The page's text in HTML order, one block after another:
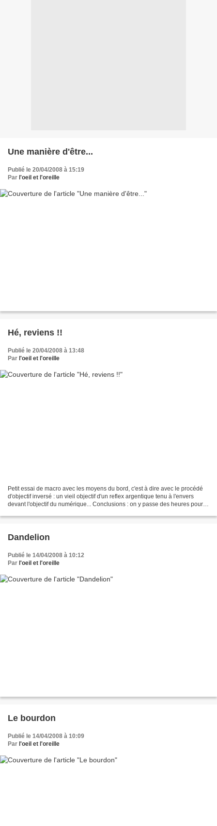
Une manière d'être...
Publié le 20/04/2008 à 15:19
Par l'oeil et l'oreille
Hé, reviens !!
Publié le 20/04/2008 à 13:48
Par l'oeil et l'oreille
Petit essai de macro avec les moyens du bord, c'est à dire avec le procédé
d'objectif inversé : un vieil objectif d'un reflex argentique tenu à l'envers
devant l'objectif du numérique... Conclusions : on y passe des heures pour
Dandelion
Publié le 14/04/2008 à 10:12
Par l'oeil et l'oreille
Le bourdon
Publié le 14/04/2008 à 10:09
Par l'oeil et l'oreille